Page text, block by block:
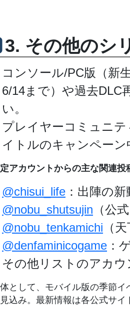
3. その他のシ
コンソール/PC版（新
6/14まで）や過去DLC
い。
プレイヤーコミュニ
イトルのキャンペーン
アカウントからの主な関連投
@chisui_life ：出陣の
@nobu_shutsujin （公
@nobu_tenkamichi （
@denfaminicogame ：
その他リストのアカ
として、モバイル版の季節
込み。最新情報は各公式サイ